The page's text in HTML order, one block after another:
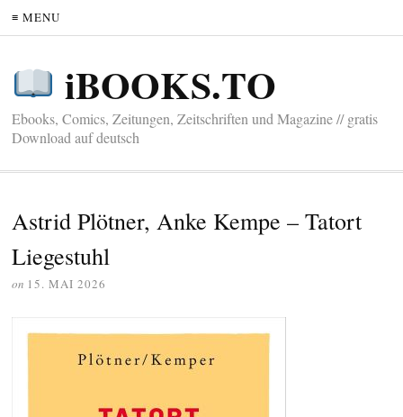
≡ MENU
iBOOKS.TO
Ebooks, Comics, Zeitungen, Zeitschriften und Magazine // gratis
Download auf deutsch
Astrid Plötner, Anke Kempe – Tatort
Liegestuhl
on 15. MAI 2026